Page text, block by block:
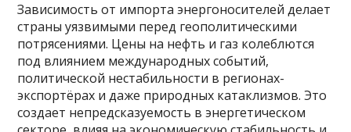
Зависимость от импорта энергоносителей делает
страны уязвимыми перед геополитическими
потрясениями. Цены на нефть и газ колеблются
под влиянием международных событий,
политической нестабильности в регионах-
экспортёрах и даже природных катаклизмов. Это
создает непредсказуемость в энергетическом